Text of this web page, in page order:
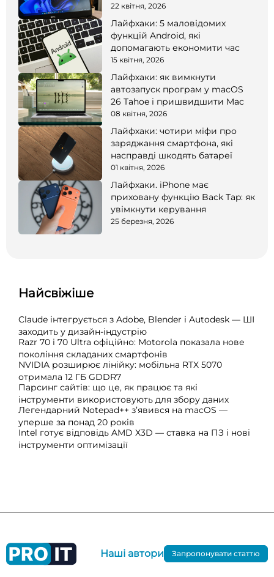
22 квітня, 2026
Лайфхаки: 5 маловідомих
функцій Android, які
допомагають економити час
15 квітня, 2026
Лайфхаки: як вимкнути
автозапуск програм у macOS
26 Tahoe і пришвидшити Mac
08 квітня, 2026
Лайфхаки: чотири міфи про
заряджання смартфона, які
насправді шкодять батареї
01 квітня, 2026
Лайфхаки. iPhone має
приховану функцію Back Tap: як
увімкнути керування
25 березня, 2026
Найсвіжіше
Claude інтегрується з Adobe, Blender і Autodesk — ШІ
заходить у дизайн-індустрію
Razr 70 і 70 Ultra офіційно: Motorola показала нове
покоління складаних смартфонів
NVIDIA розширює лінійку: мобільна RTX 5070
отримала 12 ГБ GDDR7
Парсинг сайтів: що це, як працює та які
інструменти використовують для збору даних
Легендарний Notepad++ з’явився на macOS —
уперше за понад 20 років
Intel готує відповідь AMD X3D — ставка на ПЗ і нові
інструменти оптимізації
Наші автори Запропонувати статтю